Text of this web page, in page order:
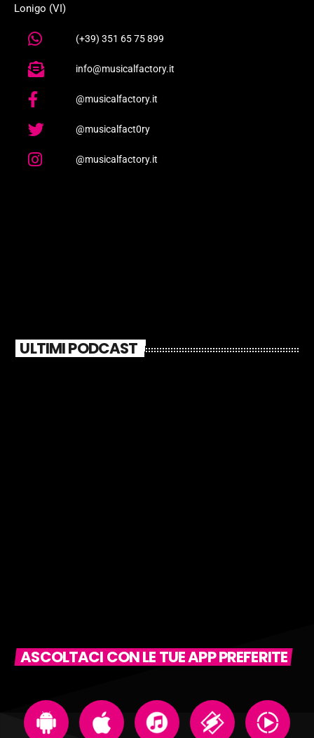
Lonigo (VI)
(+39) 351 65 75 899
info@musicalfactory.it
@musicalfactory.it
@musicalfact0ry
@musicalfactory.it
ULTIMI PODCAST
ASCOLTACI CON LE TUE APP PREFERITE